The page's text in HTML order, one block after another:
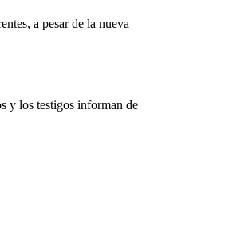
a pesar de la nueva
y los testigos informan de